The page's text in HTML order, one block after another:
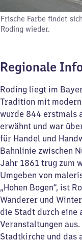
Frische Farbe findet
Roding wieder.
Regionale
Roding liegt im
Tradition mit
wurde 844 erstmals
erwähnt und war
für Handel und
Bahnlinie zwischen
Jahr 1861 trug zum
Umgeben von
„Hohen Bogen“, ist
Wanderer und
die Stadt durch eine
Veranstaltungen
Stadtkirche und das